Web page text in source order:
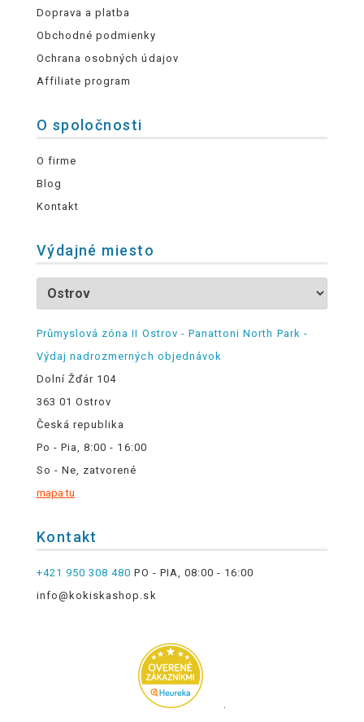
Doprava a platba
Obchodné podmienky
Ochrana osobných údajov
Affiliate program
O spoločnosti
O firme
Blog
Kontakt
Výdajné miesto
Průmyslová zóna II Ostrov - Panattoni North Park -
Výdaj nadrozmerných objednávok
Dolní Žďár 104
363 01 Ostrov
Česká republika
Po - Pia, 8:00 - 16:00
So - Ne, zatvorené
mapa tu
Kontakt
+421 950 308 480 PO - PIA, 08:00 - 16:00
info@kokiskashop.sk
.